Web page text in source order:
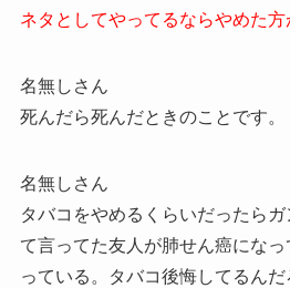
ネタとしてやってるならやめた方
名無しさん
死んだら死んだときのことです。
名無しさん
タバコをやめるくらいだったら
て言ってた友人が肺せん癌にな
っている。タバコ後悔してるんだ